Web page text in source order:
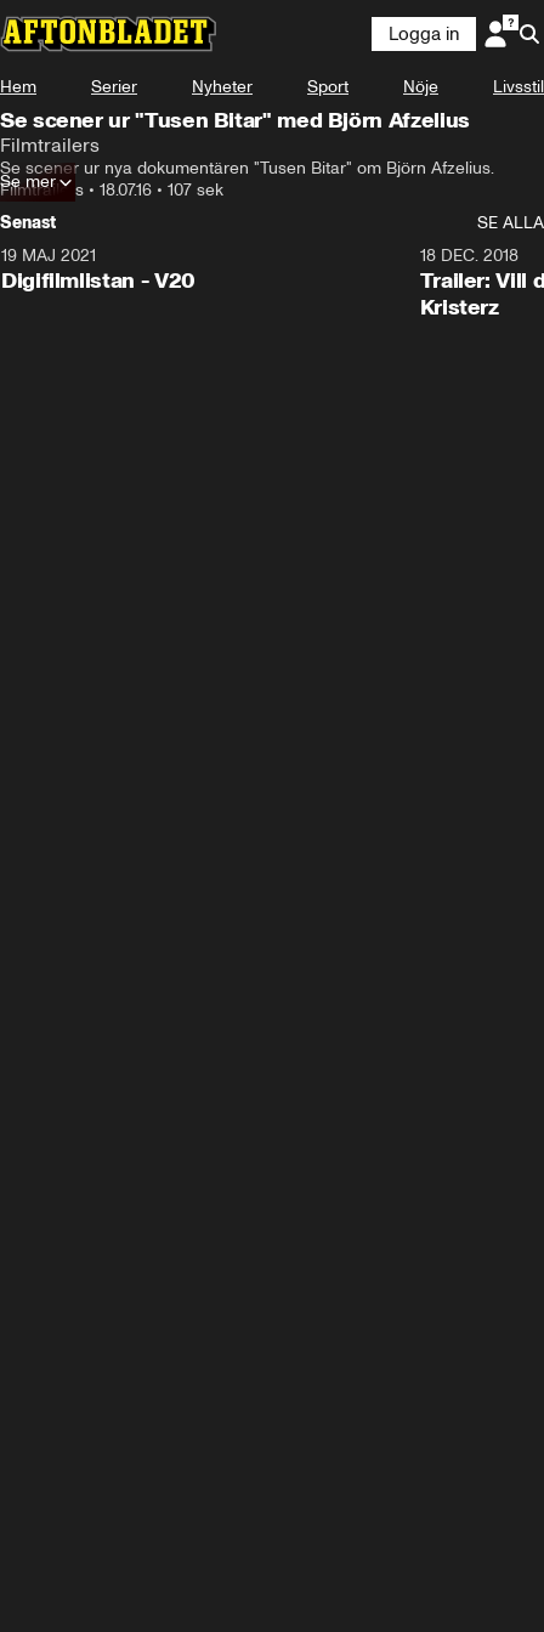
Logga in
Hem Serier Nyheter Sport Nöje Livsstil
Se scener ur "Tusen Bitar" med Björn Afzelius
Filmtrailers
Se scener ur nya dokumentären "Tusen Bitar" om Björn Afzelius.
Filmtrailers • 18.07.16 • 107 sek
Se mer
Senast
SE ALLA
19 MAJ 2021
Digifilmlistan - V20
18 DEC. 2018
Trailer: Vill
Kristerz